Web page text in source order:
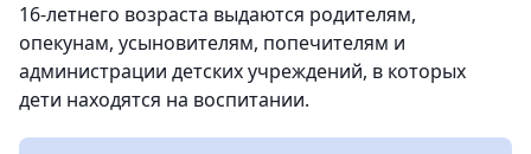
16-летнего возраста выдаются родителям,
опекунам, усыновителям, попечителям и
администрации детских учреждений, в которых
дети находятся на воспитании.